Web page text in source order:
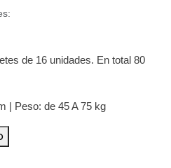
de 16 unidades. En total 80
| Peso: de 45 A 75 kg